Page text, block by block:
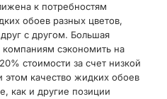
к потребностям
обоев разных цветов,
с другом. Большая
компаниям сэкономить на
стоимости за счет низкой
этом качество жидких обоев
как и другие позиции